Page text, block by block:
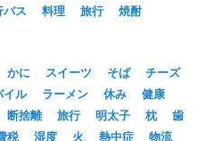
バス 料理 旅行
焼酎
かに スイーツ そば
チーズ
イル ラーメン 休み
健康
断捨離 旅行 明太子 枕
歯
税 湿度 火 熱中症 物流